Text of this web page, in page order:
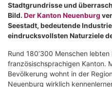
Stadtgrundrisse und
Bild. Der Kanton Neuenburg
Seestadt, bedeutende
eindrucksvollsten Naturziele
Rund 180’300 Menschen lebten
französischsprachigen Kanton.
Bevölkerung wohnt in der
Neuenburg wirklich